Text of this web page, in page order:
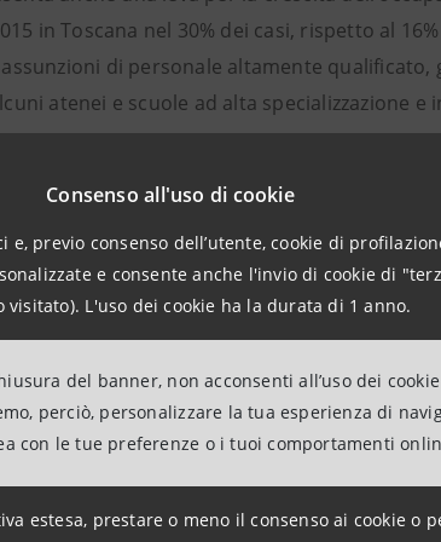
Consenso all'uso di cookie
e, previo consenso dell’utente, cookie di
e consente anche l'invio di cookie di
L'uso dei cookie ha la durata di 1 anno.
del banner, non acconsenti all’uso dei
perciò, personalizzare la tua esperienza di
con le tue preferenze o i tuoi comportamenti
estesa, prestare o meno il consenso ai cookie o
in Toscana nel 30% dei casi, rispetto al
di personale altamente qualificato,
atenei e scuole ad alta specializzazione
come ha illustrato il Direttore Monceri,
è possibile, molte imprese toscane
con il premio “Promuovere l’Eccellenza”
la CSO di Scandicci, la Frigel di Scandicci, la
la Molteni Farmaceutici di Scandicci, la
Tratos Cavi di Pieve Santo Stefano-Arezzo
produzione e vendita di dispositivi medici e
piante coltivate in regime di agricoltura